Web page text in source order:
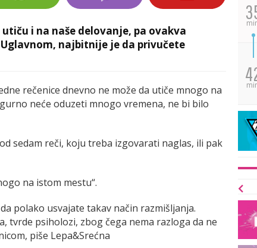
i na naše delovanje, pa ovakva
najbitnije je da privučete
rečenice dnevno ne može da utiče mnogo na
neće oduzeti mnogo vremena, ne bi bilo
sedam reči, koju treba izgovarati naglas, ili pak
na istom mestu“.
polako usvajate takav način razmišljanja.
tvrde psiholozi, zbog čega nema razloga da ne
piše Lepa&Srećna